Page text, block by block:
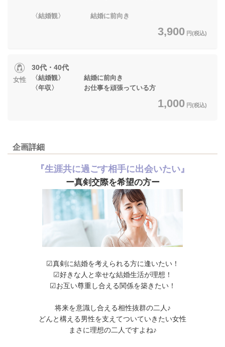
〈結婚観〉 結婚に前向き
3,900 円(税込)
女性
30代・40代
〈結婚観〉 結婚に前向き
〈年収〉 お仕事を頑張っている方
1,000 円(税込)
企画詳細
『生涯共に過ごす相手に出会いたい』
ー真剣交際を希望の方ー
☑︎真剣に結婚を考えられる方に逢いたい！
☑︎好きな人と幸せな結婚生活が理想！
☑︎お互い尊重し合える関係を築きたい！
将来を意識し合える相性抜群の二人♪
どんと構える男性を支えてついていきたい女性
まさに理想の二人ですよね♪